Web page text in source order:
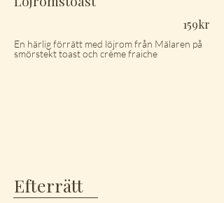
159kr
En härlig förrätt med löjrom från Mälaren på
smörstekt toast och crème fraiche
Efterrätt